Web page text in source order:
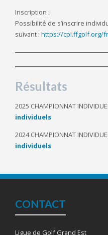
Inscription :
Possibilité de s’inscrire
suivant : https://cpi.ffgolf.org/
Résultats
2025 CHAMPIONNAT
individuels
2024 CHAMPIONNAT
individuels
CONTACT
Ligue de Golf Grand Est